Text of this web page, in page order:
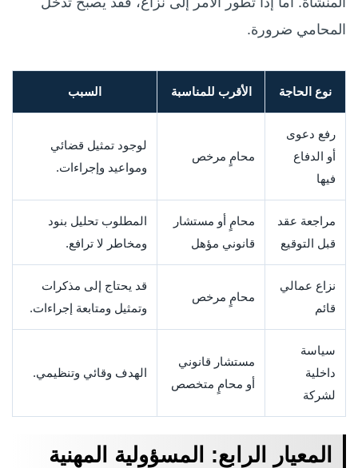
المحامي ضرورة.
نوع الحاجة الأقرب للمناسبة السبب
رفع دعوى
أو الدفاع
فيها
محامٍ مرخص
لوجود تمثيل قضائي
ومواعيد وإجراءات.
مراجعة عقد
قبل التوقيع
محامٍ أو مستشار
قانوني مؤهل
المطلوب تحليل بنود
ومخاطر لا ترافع.
نزاع عمالي
قائم
محامٍ مرخص
قد يحتاج إلى مذكرات
وتمثيل ومتابعة إجراءات.
سياسة
داخلية
لشركة
مستشار قانوني
أو محامٍ متخصص
الهدف وقائي وتنظيمي.
المعيار الرابع: المسؤولية المهنية